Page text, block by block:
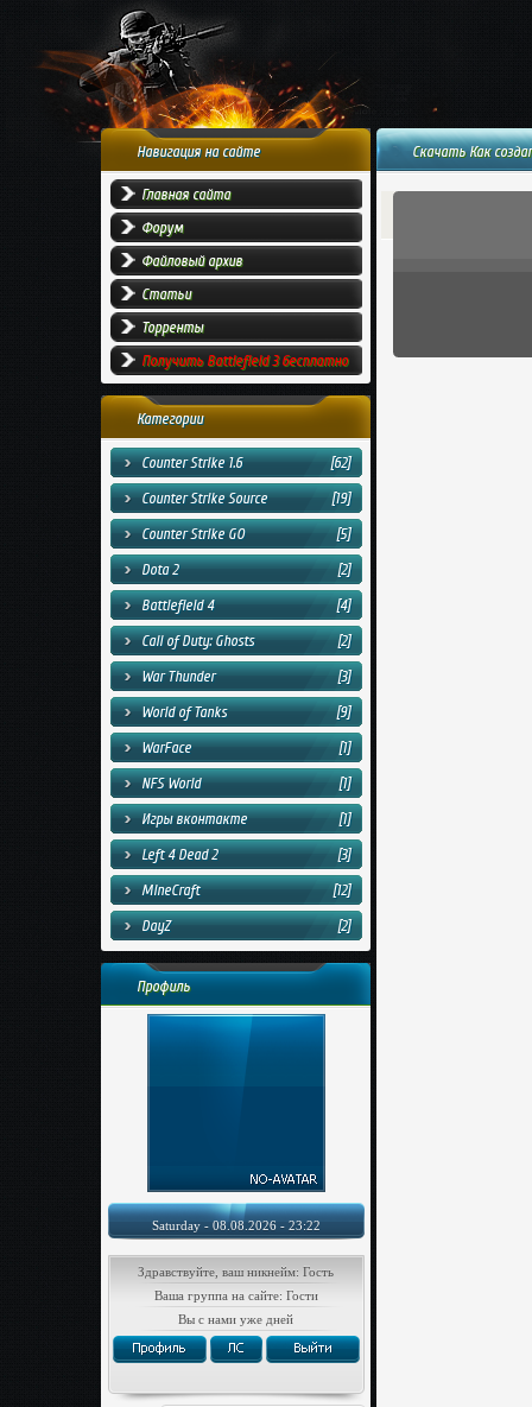
Навигация на сайте
Главная сайта
Форум
Файловый архив
Статьи
Торренты
Получить Battlefield 3 бесплатно
Категории
Counter Strike 1.6
[62]
Counter Strike Source
[19]
Counter Strike GO
[5]
Dota 2
[2]
Battlefield 4
[4]
Call of Duty: Ghosts
[2]
War Thunder
[3]
World of Tanks
[9]
WarFace
[1]
NFS World
[1]
Игры вконтакте
[1]
Left 4 Dead 2
[3]
MineCraft
[12]
DayZ
[2]
Профиль
Saturday - 08.08.2026 - 23:22
Здравствуйте, ваш никнейм: Гость
Ваша группа на сайте: Гости
Вы с нами уже дней
Скачать Как